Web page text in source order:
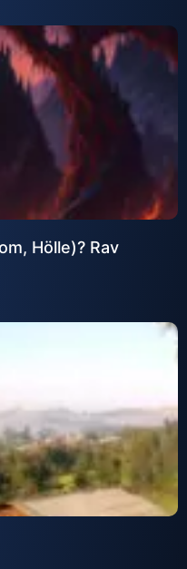
Hölle)? Rav